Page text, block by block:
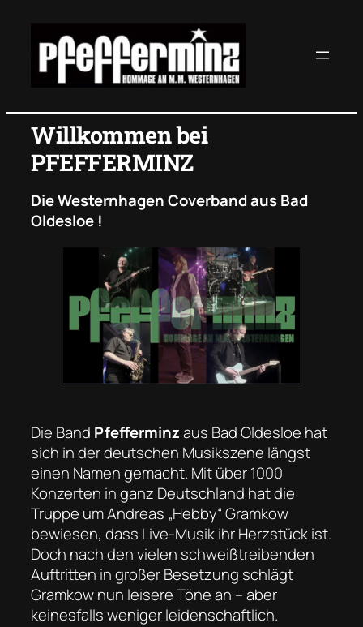
Willkommen bei
PFEFFERMINZ
Die Westernhagen Coverband aus Bad
Oldesloe !
Die Band Pfefferminzaus Bad Oldesloe hat
sich in der deutschen Musikszene längst
einen Namen gemacht. Mit über 1000
Konzerten in ganz Deutschland hat die
Truppe um Andreas „Hebby“ Gramkow
bewiesen, dass Live-Musik ihr Herzstück ist.
Doch nach den vielen schweißtreibenden
Auftritten in großer Besetzung schlägt
Gramkow nun leisere Töne an – aber
keinesfalls weniger leidenschaftlich.